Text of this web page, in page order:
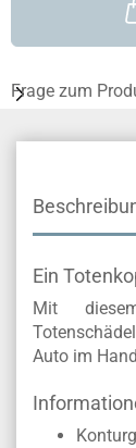
Frage zum
Ein
Mit
Auto im